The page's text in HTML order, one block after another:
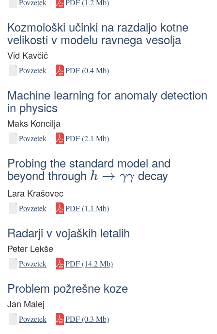
Povzetek PDF (1.2 Mb)
Kozmološki učinki na razdaljo kotne
velikosti v modelu ravnega vesolja
Vid Kavčič
Povzetek PDF (0.4 Mb)
Machine learning for anomaly detection
in physics
Maks Koncilja
Povzetek PDF (2.1 Mb)
Probing the standard model and
beyond through
h→γγ
decay
Lara Krašovec
Povzetek PDF (1.1 Mb)
Radarji v vojaških letalih
Peter Lekše
Povzetek PDF (14.2 Mb)
Problem požrešne koze
Jan Malej
Povzetek PDF (0.3 Mb)